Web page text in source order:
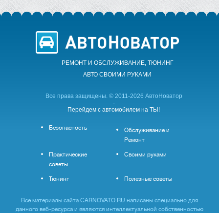
РЕМОНТ И ОБСЛУЖИВАНИЕ, ТЮНИНГ
АВТО CВОИМИ РУКАМИ
Все права защищены. © 2011-2026 АвтоНоватор
-
Перейдем с автомобилем на ТЫ!
Безопасность
Обслуживание и
Ремонт
Практические
советы
Своими руками
Тюнинг Полезные советы
Все материалы сайта CARNOVATO.RU написаны специально для
данного веб-ресурса и являются интеллектуальной собственностью